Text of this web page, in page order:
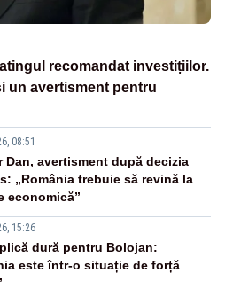
recomandat investițiilor.
un avertisment pentru
08:51
Dan, avertisment după decizia
„România trebuie să revină la
economică”
15:26
dură pentru Bolojan:
este într-o situație de forță